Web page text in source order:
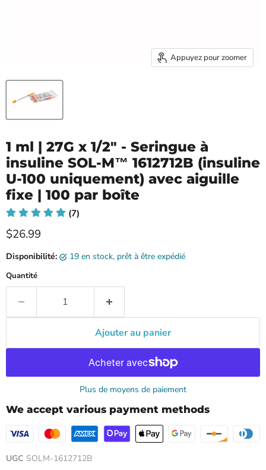
Appuyez pour zoomer
1 ml | 27G x 1/2" - Seringue à
insuline SOL-M™ 1612712B (insuline
U-100 uniquement) avec aiguille
fixe | 100 par boîte
(7)
Prix ​​actuel
$26.99
Disponibilité: 19 en stock, prêt à être expédié
Quantité
Ajouter au panier
Plus de moyens de paiement
We accept various payment methods
UGC SOLM-1612712B